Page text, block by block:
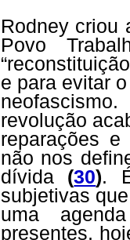
Rodney criou
Povo
e para evitar
revolução
reparações
não nos
dívida (30).
subjetivas
uma
presentes,